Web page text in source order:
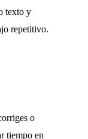
texto y
repetitivo.
o
tiempo en